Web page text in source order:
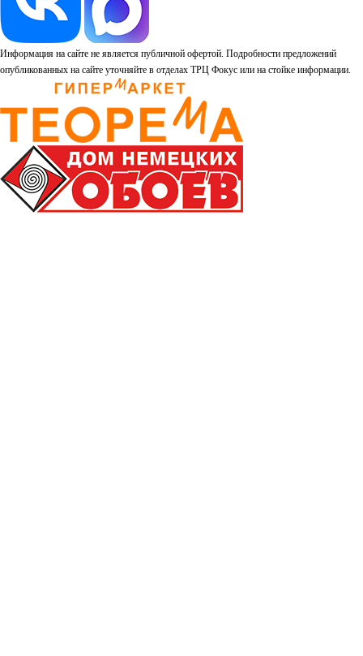
Информация на сайте не является публичной офертой. Подробности предложений
опубликованных на сайте уточняйте в отделах ТРЦ Фокус или на стойке информации.